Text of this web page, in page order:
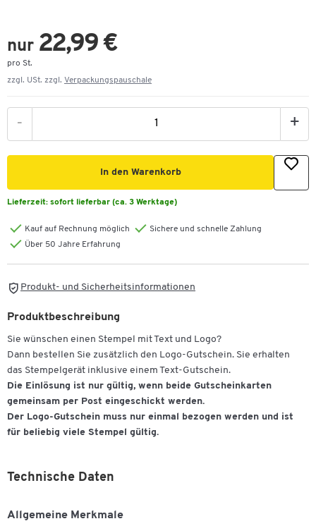
nur 22,99 €
pro St.
zzgl. USt. zzgl. Verpackungspauschale
- +
In den Warenkorb
Lieferzeit: sofort lieferbar (ca. 3 Werktage)
Kauf auf Rechnung möglich
Sichere und schnelle Zahlung
Über 50 Jahre Erfahrung
Produkt- und Sicherheitsinformationen
Produktbeschreibung
Sie wünschen einen Stempel mit Text und Logo?
Dann bestellen Sie zusätzlich den Logo-Gutschein. Sie erhalten
das Stempelgerät inklusive einem Text-Gutschein.
Die Einlösung ist nur gültig, wenn beide Gutscheinkarten
gemeinsam per Post eingeschickt werden.
Der Logo-Gutschein muss nur einmal bezogen werden und ist
für beliebig viele Stempel gültig.
Technische Daten
Allgemeine Merkmale